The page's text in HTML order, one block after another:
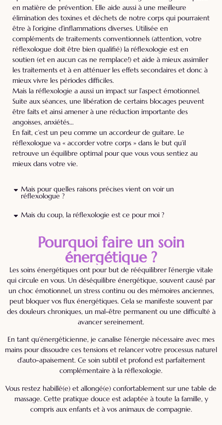
en matière de prévention. Elle aide aussi à une meilleure
élimination des toxines et déchets de notre corps qui pourraient
être à l’origine d’inflammations diverses. Utilisée en
compléments de traitements conventionnels (attention, votre
réflexologue doit être bien qualifié) la réflexologie est en
soutien (et en aucun cas ne remplace!) et aide à mieux assimiler
les traitements et à en atténuer les effets secondaires et donc à
mieux vivre les périodes difficiles.
Mais la réflexologie a aussi un impact sur l’aspect émotionnel.
Suite aux séances, une libération de certains blocages peuvent
être faits et ainsi amener à une réduction importante des
angoisses, anxiétés…
En fait, c’est un peu comme un accordeur de guitare. Le
réflexologue va « accorder votre corps » dans le but qu’il
retrouve un équilibre optimal pour que vous vous sentiez au
mieux dans votre vie.
Mais pour quelles raisons précises vient on voir un
réflexologue ?
Mais du coup, la réflexologie est ce pour moi ?
Pourquoi faire un soin
énergétique ?
Les soins énergétiques ont pour but de rééquilibrer l’énergie vitale
qui circule en vous. Un déséquilibre énergétique, souvent causé par
un choc émotionnel, un stress continu ou des mémoires anciennes,
peut bloquer vos flux énergétiques. Cela se manifeste souvent par
des douleurs chroniques, un mal-être permanent ou une difficulté à
avancer sereinement.
En tant qu’énergéticienne, je canalise l’énergie nécessaire avec mes
mains pour dissoudre ces tensions et relancer votre processus naturel
d’auto-apaisement. Ce soin subtil et profond est parfaitement
complémentaire à la réflexologie.
Vous restez habillé(e) et allongé(e) confortablement sur une table de
massage. Cette pratique douce est adaptée à toute la famille, y
compris aux enfants et à vos animaux de compagnie.